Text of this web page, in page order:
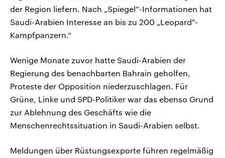
der Region liefern. Nach „Spiegel“-Informationen hat
Saudi-Arabien Interesse an bis zu 200 „Leopard"-
Kampfpanzern.“
Wenige Monate zuvor hatte Saudi-Arabien der
Regierung des benachbarten Bahrain geholfen,
Proteste der Opposition niederzuschlagen. Für
Grüne, Linke und SPD-Politiker war das ebenso Grund
zur Ablehnung des Geschäfts wie die
Menschenrechtssituation in Saudi-Arabien selbst.
Meldungen über Rüstungsexporte führen regelmäßig